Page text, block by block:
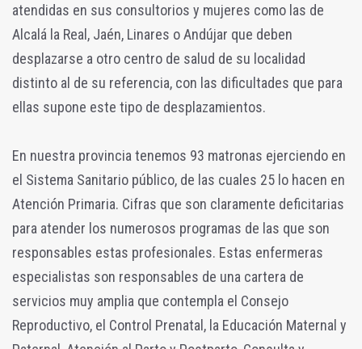
atendidas en sus consultorios y mujeres como las de
Alcalá la Real, Jaén, Linares o Andújar que deben
desplazarse a otro centro de salud de su localidad
distinto al de su referencia, con las dificultades que para
ellas supone este tipo de desplazamientos.
En nuestra provincia tenemos 93 matronas ejerciendo en
el Sistema Sanitario público, de las cuales 25 lo hacen en
Atención Primaria. Cifras que son claramente deficitarias
para atender los numerosos programas de las que son
responsables estas profesionales. Estas enfermeras
especialistas son responsables de una cartera de
servicios muy amplia que contempla el Consejo
Reproductivo, el Control Prenatal, la Educación Maternal y